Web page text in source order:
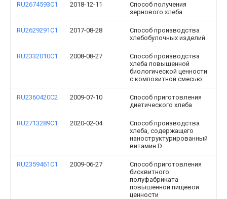
RU2674593C1 2018-12-11
Способ получения
зернового хлеба
RU2629291C1 2017-08-28
Способ производства
хлебобулочных изделий
RU2332010C1 2008-08-27
Способ производства
хлеба повышенной
биологической ценности
с композитной смесью
RU2360420C2 2009-07-10
Способ приготовления
диетического хлеба
RU2713289C1 2020-02-04
Способ производства
хлеба, содержащего
наноструктурированный
витамин D
RU2359461C1 2009-06-27
Способ приготовления
бисквитного
полуфабриката
повышенной пищевой
ценности